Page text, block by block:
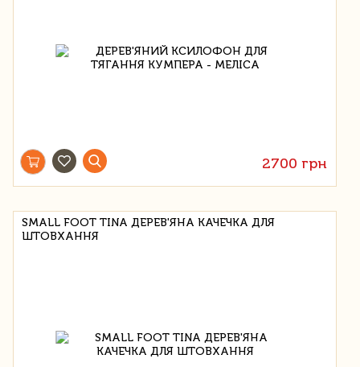
2700 грн
SMALL FOOT TINA ДЕРЕВ'ЯНА КАЧЕЧКА ДЛЯ
ШТОВХАННЯ